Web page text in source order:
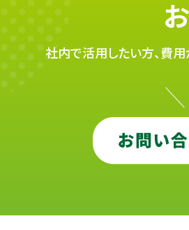
社内で活用したい方、費